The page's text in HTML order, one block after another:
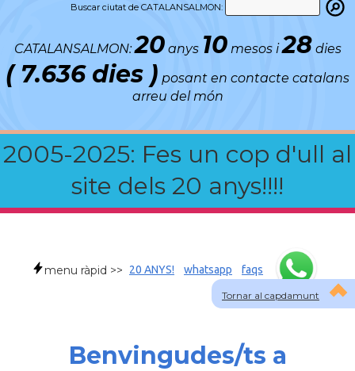
Buscar ciutat de CATALANSALMON:
CATALANSALMON:20anys 10mesos i28 dies
( 7.636 dies ) posant en contacte catalans
arreu del món
2005-2025: Fes un cop d'ull al
site dels 20 anys!!!!
Tornar al capdamunt
menu ràpid >> 20 ANYS! whatsapp faqs
Benvingudes/ts a